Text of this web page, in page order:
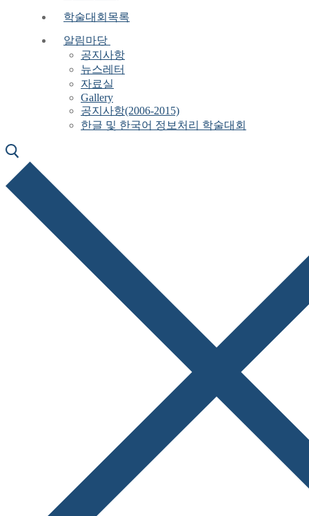
학술대회목록
알림마당
공지사항
뉴스레터
자료실
Gallery
공지사항(2006-2015)
한글 및 한국어 정보처리 학술대회